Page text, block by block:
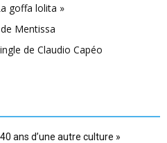
goffa lolita »
Mentissa
de Claudio Capéo
ans d’une autre culture »